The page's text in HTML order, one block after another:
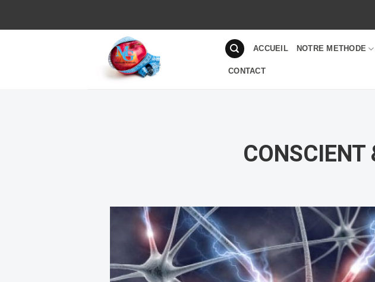
ACCUEIL NOTRE METHODE
CONTACT
CONSCIENT